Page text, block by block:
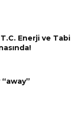
Enerji ve Tabi